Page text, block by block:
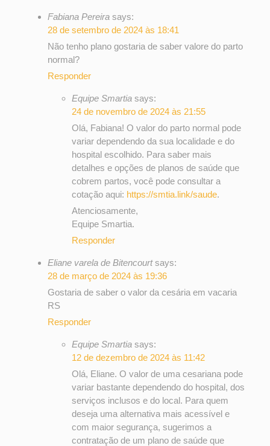
Fabiana Pereira says:
28 de setembro de 2024 às 18:41
Não tenho plano gostaria de saber valore do parto
normal?
Responder
Equipe Smartia says:
24 de novembro de 2024 às 21:55
Olá, Fabiana! O valor do parto normal pode
variar dependendo da sua localidade e do
hospital escolhido. Para saber mais
detalhes e opções de planos de saúde que
cobrem partos, você pode consultar a
cotação aqui: https://smtia.link/saude.
Atenciosamente,
Equipe Smartia.
Responder
Eliane varela de Bitencourt says:
28 de março de 2024 às 19:36
Gostaria de saber o valor da cesária em vacaria
RS
Responder
Equipe Smartia says:
12 de dezembro de 2024 às 11:42
Olá, Eliane. O valor de uma cesariana pode
variar bastante dependendo do hospital, dos
serviços inclusos e do local. Para quem
deseja uma alternativa mais acessível e
com maior segurança, sugerimos a
contratação de um plano de saúde que